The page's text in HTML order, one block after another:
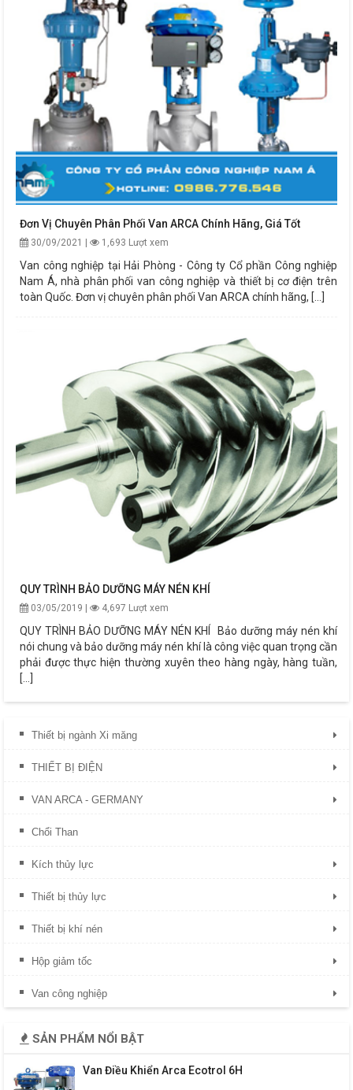
Đơn Vị Chuyên Phân Phối Van ARCA Chính Hãng, Giá Tốt
30/09/2021 | 1,693 Lượt xem
Van công nghiệp tại Hải Phòng - Công ty Cổ phần Công nghiệp
Nam Á, nhà phân phối van công nghiệp và thiết bị cơ điện trên
toàn Quốc. Đơn vị chuyên phân phối Van ARCA chính hãng, [...]
QUY TRÌNH BẢO DƯỠNG MÁY NÉN KHÍ
03/05/2019 | 4,697 Lượt xem
QUY TRÌNH BẢO DƯỠNG MÁY NÉN KHÍ Bảo dưỡng máy nén khí
nói chung và bảo dưỡng máy nén khí là công việc quan trọng cần
phải được thực hiện thường xuyên theo hàng ngày, hàng tuần,
[...]
Thiết bị ngành Xi măng
THIẾT BỊ ĐIỆN
VAN ARCA - GERMANY
Chổi Than
Kích thủy lực
Thiết bị thủy lực
Thiết bị khí nén
Hộp giảm tốc
Van công nghiệp
SẢN PHẨM NỔI BẬT
Van Điều Khiển Arca Ecotrol 6H